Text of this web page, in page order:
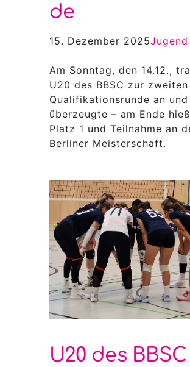
de
15. Dezember 2025Jugend
Am Sonntag, den 14.12.,
U20 des BBSC zur zweiten
Qualifikationsrunde an und
überzeugte – am Ende
Platz 1 und Teilnahme an
Berliner Meisterschaft.
U20 des